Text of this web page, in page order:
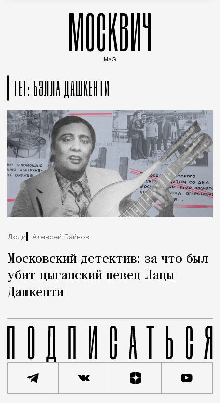
МОСКВИЧ
MAG
ТЕГ: БЭЛЛА ДАШКЕНТИ
Люди Алексей Байков
Московский детектив: за что был
убит цыганский певец Лацы
Дашкенти